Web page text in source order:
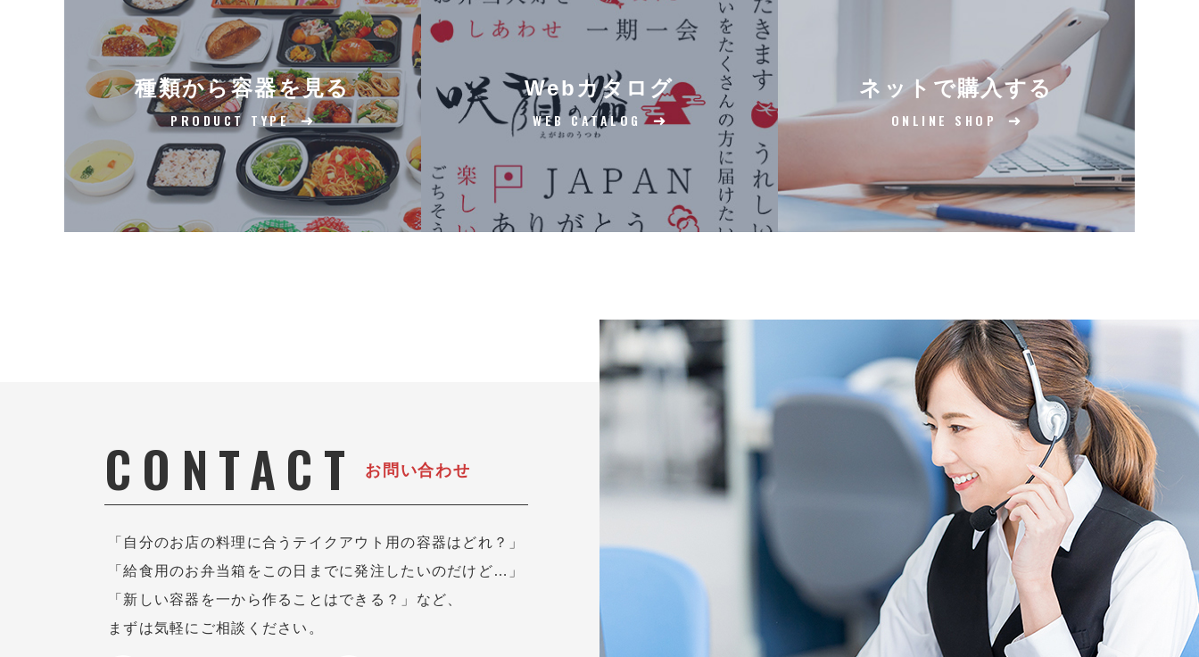
種類から容器を見る
PRODUCT TYPE
Webカタログ
WEB CATALOG
ネットで購入する
ONLINE SHOP
CONTACT お問い合わせ
「自分のお店の料理に合うテイクアウト用の容器はどれ？」
「給食用のお弁当箱をこの日までに発注したいのだけど…」
「新しい容器を一から作ることはできる？」など、
まずは気軽にご相談ください。